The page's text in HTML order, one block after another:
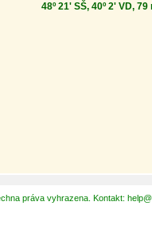
48º 21' SŠ, 40º 2' VD, 79
práva vyhrazena. Kontakt: